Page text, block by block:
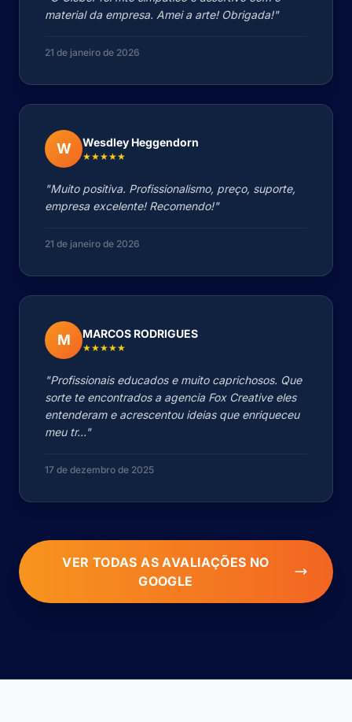
material da empresa. Amei a arte! Obrigada!"
21 de janeiro de 2026
W Wesdley Heggendorn
★★★★★
"Muito positiva. Profissionalismo, preço, suporte,
empresa excelente! Recomendo!"
21 de janeiro de 2026
M MARCOS RODRIGUES
★★★★★
"Profissionais educados e muito caprichosos. Que
sorte te encontrados a agencia Fox Creative eles
entenderam e acrescentou ideias que enriqueceu
meu tr..."
17 de dezembro de 2025
VER TODAS AS AVALIAÇÕES NO
GOOGLE